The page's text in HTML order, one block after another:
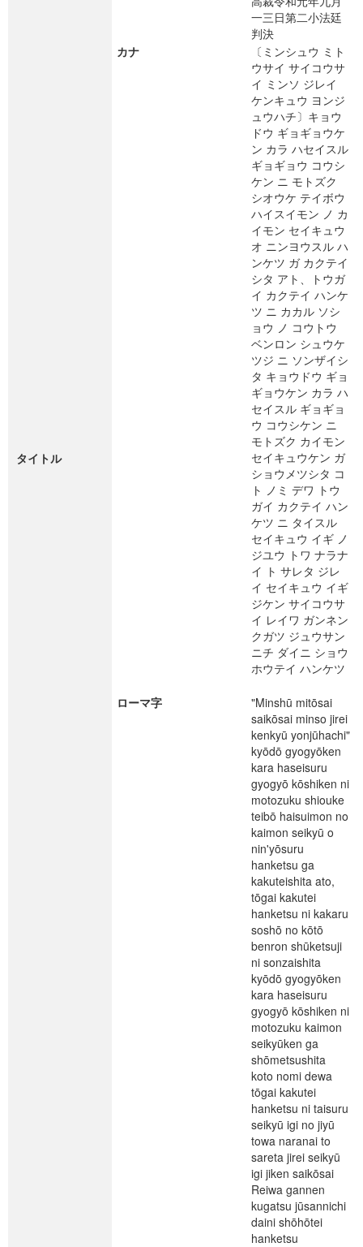
タイトル
一三日第二小法廷
判決
カナ
〔ミンシュウ ミト
ウサイ サイコウサ
イ ミンソ ジレイ
ケンキュウ ヨンジ
ュウハチ〕キョウ
ドウ ギョギョウケ
ン カラ ハセイスル
ギョギョウ コウシ
ケン ニ モトズク
シオウケ テイボウ
ハイスイモン ノ カ
イモン セイキュウ
オ ニンヨウスル ハ
ンケツ ガ カクテイ
シタ アト、トウガ
イ カクテイ ハンケ
ツ ニ カカル ソシ
ョウ ノ コウトウ
ベンロン シュウケ
ツジ ニ ソンザイシ
タ キョウドウ ギョ
ギョウケン カラ ハ
セイスル ギョギョ
ウ コウシケン ニ
モトズク カイモン
セイキュウケン ガ
ショウメツシタ コ
ト ノミ デワ トウ
ガイ カクテイ ハン
ケツ ニ タイスル
セイキュウ イギ ノ
ジユウ トワ ナラナ
イ ト サレタ ジレ
イ セイキュウ イギ
ジケン サイコウサ
イ レイワ ガンネン
クガツ ジュウサン
ニチ ダイニ ショウ
ホウテイ ハンケツ
ローマ字
"Minshū mitōsai
saikōsai minso jirei
kenkyū yonjūhachi"
kyōdō gyogyōken
kara haseisuru
gyogyō kōshiken ni
motozuku shiouke
teibō haisuimon no
kaimon seikyū o
nin'yōsuru
hanketsu ga
kakuteishita ato,
tōgai kakutei
hanketsu ni kakaru
soshō no kōtō
benron shūketsuji
ni sonzaishita
kyōdō gyogyōken
kara haseisuru
gyogyō kōshiken ni
motozuku kaimon
seikyūken ga
shōmetsushita
koto nomi dewa
tōgai kakutei
hanketsu ni taisuru
seikyū igi no jiyū
towa naranai to
sareta jirei seikyū
igi jiken saikōsai
Reiwa gannen
kugatsu jūsannichi
daini shōhōtei
hanketsu